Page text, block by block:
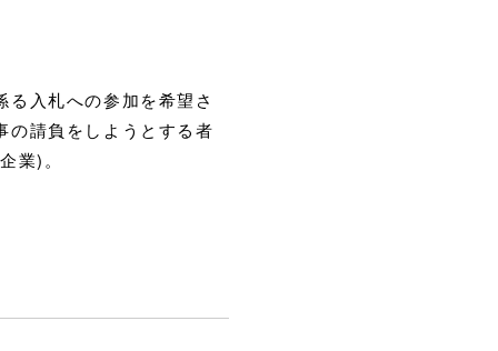
入札への参加を希望さ
の請負をしようとする者
業)。